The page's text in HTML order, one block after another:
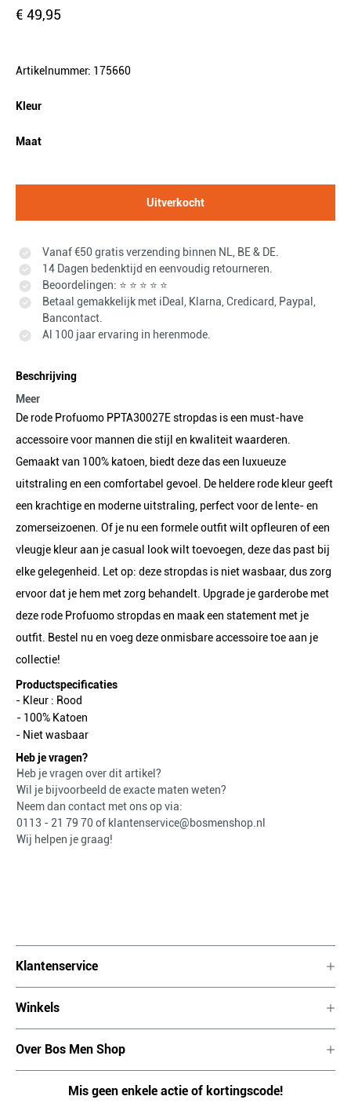
€ 49,95
Artikelnummer: 175660
Kleur
Maat
Uitverkocht
Vanaf €50 gratis verzending binnen NL, BE & DE.
14 Dagen bedenktijd en eenvoudig retourneren.
Beoordelingen: ⭐ ⭐ ⭐ ⭐ ⭐
Betaal gemakkelijk met iDeal, Klarna, Credicard, Paypal,
Bancontact.
Al 100 jaar ervaring in herenmode.
Beschrijving
Meer
De rode Profuomo PPTA30027E stropdas is een must-have
accessoire voor mannen die stijl en kwaliteit waarderen.
Gemaakt van 100% katoen, biedt deze das een luxueuze
uitstraling en een comfortabel gevoel. De heldere rode kleur geeft
een krachtige en moderne uitstraling, perfect voor de lente- en
zomerseizoenen. Of je nu een formele outfit wilt opfleuren of een
vleugje kleur aan je casual look wilt toevoegen, deze das past bij
elke gelegenheid. Let op: deze stropdas is niet wasbaar, dus zorg
ervoor dat je hem met zorg behandelt. Upgrade je garderobe met
deze rode Profuomo stropdas en maak een statement met je
outfit. Bestel nu en voeg deze onmisbare accessoire toe aan je
collectie!
Productspecificaties
- Kleur : Rood
- 100% Katoen
- Niet wasbaar
Heb je vragen?
Heb je vragen over dit artikel?
Wil je bijvoorbeeld de exacte maten weten?
Neem dan contact met ons op via:
0113 - 21 79 70 of klantenservice@bosmenshop.nl
Wij helpen je graag!
Klantenservice
Winkels
Over Bos Men Shop
Mis geen enkele actie of kortingscode!